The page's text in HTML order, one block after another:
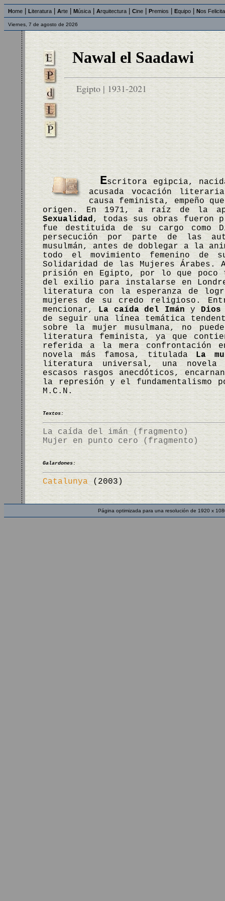
Home Literatura Arte Música Arquitectura Cine Premios Equipo Nos
Viernes, 7 de agosto de 2026
Nawal el Saadawi
Egipto | 1931-2021
Escritora egipcia,
acusada vocación
causa feminista, empeño
origen. En 1971, a raíz de la
Sexualidad, todas sus obras fueron
fue destituida de su cargo como
persecución por parte de las
musulmán, antes de doblegar a la
todo el movimiento femenino de
Solidaridad de las Mujeres
prisión en Egipto, por lo que poco
del exilio para instalarse en
literatura con la esperanza de
mujeres de su credo religioso.
mencionar, La caída del Imán y
de seguir una línea temática
sobre la mujer musulmana, no
literatura feminista, ya que
referida a la mera confrontación
novela más famosa, tituladaLa
literatura universal, una novela
escasos rasgos anecdóticos,
la represión y el
M.C.N.
Textos:
La caída del imán (fragmento)
Mujer en punto cero (fragmento)
Galardones:
Catalunya (2003)
Página optimizada para una resolución de 1920 x